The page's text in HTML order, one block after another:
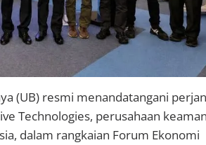
(UB) resmi menandatangani
Technologies, perusahaan
dalam rangkaian Forum Ekonomi